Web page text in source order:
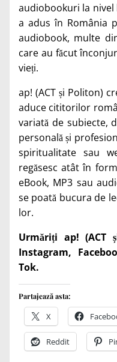
audiobookuri la nivel
a adus în România
audiobook, multe
care au făcut
vieți.
ap! (ACT și Politon)
aduce cititorilor
variată de subiecte,
personală și
spiritualitate sau
regăsesc atât în
eBook, MP3 sau
se poată bucura de
lor.
Urmăriți ap! (ACT
Instagram,
Tok.
Partajează asta:
X
Reddit